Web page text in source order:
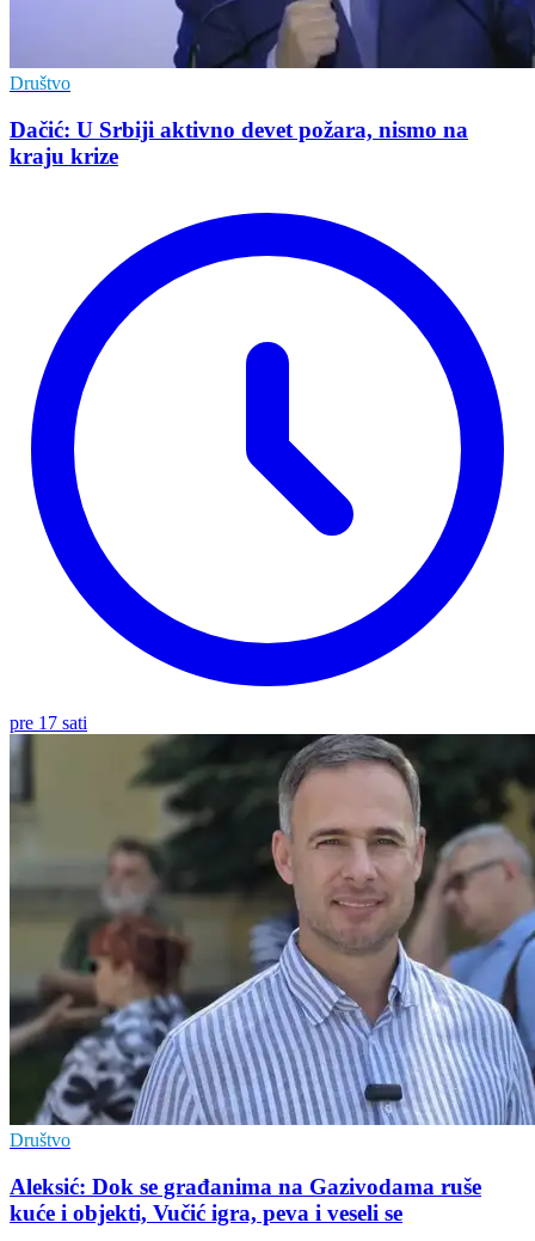
Društvo
Dačić: U Srbiji aktivno devet požara, nismo na
kraju krize
pre 17 sati
Društvo
Aleksić: Dok se građanima na Gazivodama ruše
kuće i objekti, Vučić igra, peva i veseli se